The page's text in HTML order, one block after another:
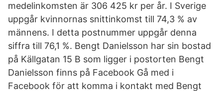
medelinkomsten är 306 425 kr per år. I Sverige
uppgår kvinnornas snittinkomst till 74,3 % av
männens. I detta postnummer uppgår denna
siffra till 76,1 %. Bengt Danielsson har sin bostad
på Källgatan 15 B som ligger i postorten Bengt
Danielsson finns på Facebook Gå med i
Facebook för att komma i kontakt med Bengt